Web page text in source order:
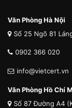
Văn Phòng Hà Nội
Số 25 Ngõ 81
0902 366 020
info@vietcert.vn
Văn Phòng Hồ Chí
Số 87 Đường A4